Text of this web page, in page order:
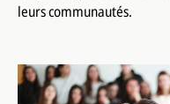
leurs communautés.